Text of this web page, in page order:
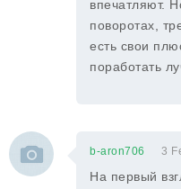
впечатляют.
поворотах,
есть свои
поработать
b-aron706 3
На первый